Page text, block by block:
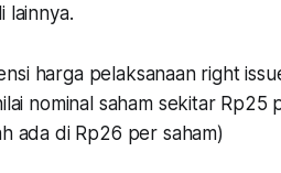
lainnya.
harga pelaksanaan right
nominal saham sekitar Rp25
ada di Rp26 per saham)